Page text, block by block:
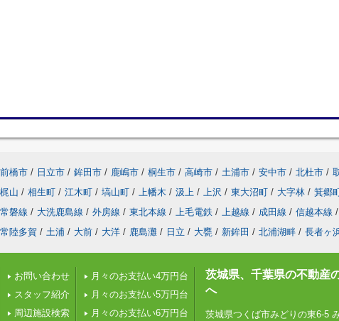
前橋市 / 日立市 / 鉾田市 / 鹿嶋市 / 桐生市 / 高崎市 / 土浦市 / 安中市 / 北杜市 /
梶山 / 相生町 / 江木町 / 塙山町 / 上幡木 / 汲上 / 上沢 / 東大沼町 / 大字林 / 箕郷
常磐線 / 大洗鹿島線 / 外房線 / 東北本線 / 上毛電鉄 / 上越線 / 成田線 / 信越本線 /
常陸多賀 / 土浦 / 大前 / 大洋 / 鹿島灘 / 日立 / 大甕 / 新鉾田 / 北浦湖畔 / 長者ヶ
お問い合わせ
スタッフ紹介
周辺施設検索
月々のお支払い4万円台
月々のお支払い5万円台
月々のお支払い6万円台
茨城県、千葉県の不動産
へ
茨城県つくば市みどりの東6-5